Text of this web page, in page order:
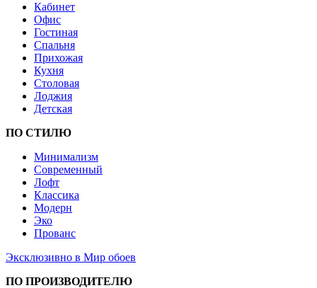
Кабинет
Офис
Гостиная
Спальня
Прихожая
Кухня
Столовая
Лоджия
Детская
ПО СТИЛЮ
Минимализм
Современный
Лофт
Классика
Модерн
Эко
Прованс
Эксклюзивно в Мир обоев
ПО ПРОИЗВОДИТЕЛЮ